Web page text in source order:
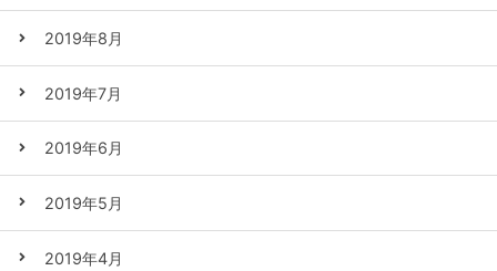
2019年8月
2019年7月
2019年6月
2019年5月
2019年4月